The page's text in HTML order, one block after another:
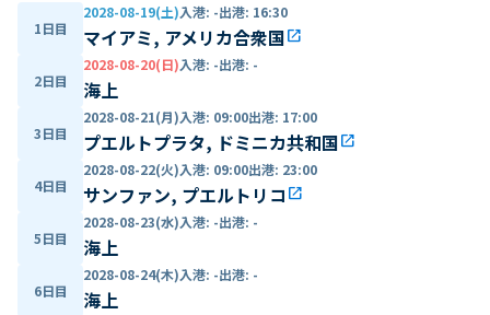
1日目
2028-08-19(土)入港: -出港: 16:30
マイアミ, アメリカ合衆国open_in_new
2日目
2028-08-20(日)入港: -出港: -
海上
3日目
2028-08-21(月)入港: 09:00出港: 17:00
プエルトプラタ, ドミニカ共和国open_in_new
4日目
2028-08-22(火)入港: 09:00出港: 23:00
サンファン, プエルトリコ open_in_new
5日目
2028-08-23(水)入港: -出港: -
海上
6日目
2028-08-24(木)入港: -出港: -
海上